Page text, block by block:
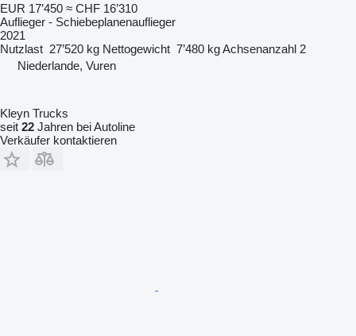
EUR 17’450 ≈ CHF 16’310
Auflieger - Schiebeplanenauflieger
2021
Nutzlast 27’520 kg Nettogewicht 7’480 kgAchsenanzahl 2
Niederlande, Vuren
Kleyn Trucks
seit 22 Jahren bei Autoline
Verkäufer kontaktieren